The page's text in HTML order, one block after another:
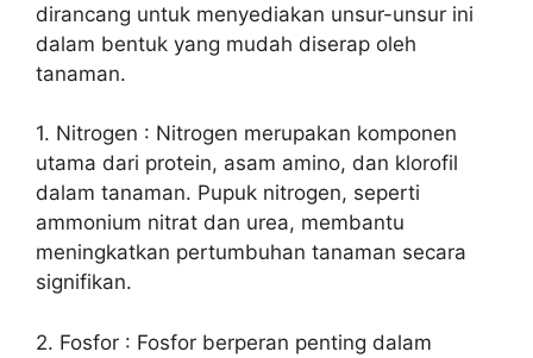
dirancang untuk menyediakan unsur-unsur ini
dalam bentuk yang mudah diserap oleh
tanaman.
1. Nitrogen : Nitrogen merupakan komponen
utama dari protein, asam amino, dan klorofil
dalam tanaman. Pupuk nitrogen, seperti
ammonium nitrat dan urea, membantu
meningkatkan pertumbuhan tanaman secara
signifikan.
2. Fosfor : Fosfor berperan penting dalam